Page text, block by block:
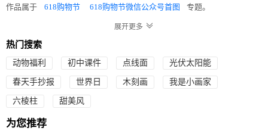
作品属于
618购物节 618购物节微信公众号首图 专题。
热门搜索
动物福利 初中课件 点线面 光伏太阳能
春天手抄报 世界日 木刻画 我是小画家
六棱柱 甜美风
为您推荐